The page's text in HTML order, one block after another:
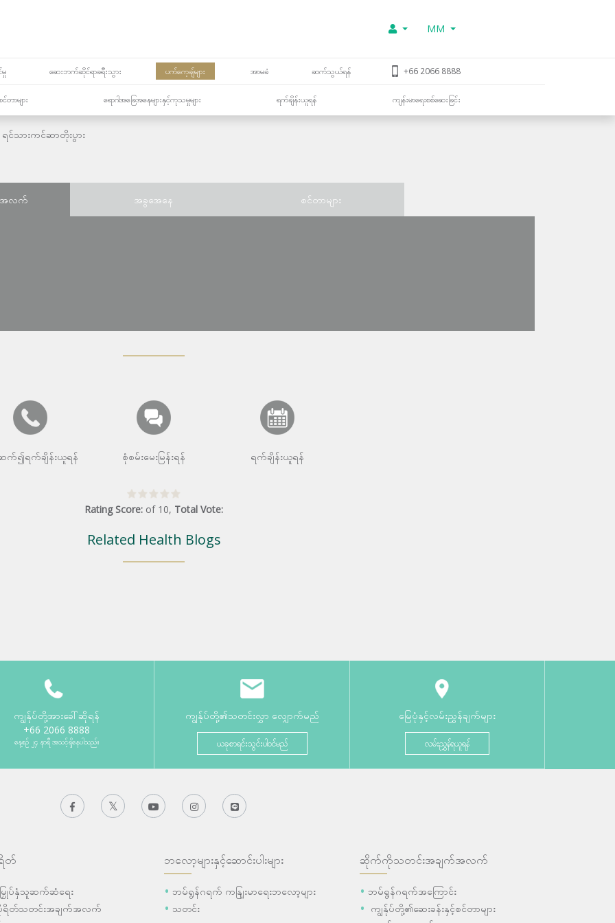
MM
မှု ဆေးဘက်ဆိုင်ရာခရီးသွား ပက်ကေ့ချ်များ အာမခံ ဆက်သွယ်ရန် +66 2066 8888
ာများ ရောဂါအခြေအနေများနှင့်ကုသမှုများ ရက်ချိန်းယူရန် ကျန်းမာရေးစစ်ဆေးခြင်း
ရင်သားကင်ဆာတိုးပွား
အလက် အခွအေနေ စင်တာများ
က်၍ရက်ချိန်းယူရန် စုံစမ်းမေးမြန်းရန် ရက်ချိန်းယူရန်
Rating Score: of 10, Total Vote:
Related Health Blogs
ကျွန်ုပ်တို့အားခေါ်ဆိုရန်
+66 2066 8888
နေ့စဉ် ၂၄ နာရီ အသင့်ရှိနေပါသည်။
ကျွန်ုပ်တို့၏သတင်းလွှာ လျှောက်မည်
ယခုစာရင်းသွင်းပါဝင်မည်
မြေပုံနှင့်လမ်းညွှန်ချက်များ
လမ်းညွှန်ရယူရန်
တ်
မြှုပ်နှံသူဆက်ဆံရေး
ရိတ်သတင်းအချက်အလက်
ဘလော့များနှင့်ဆောင်းပါးများ
ဘမ်ရွန်ဂရက် ကနျြးမာရေးဘလော့များ
သတင်း
ဆိုက်ကိုသတင်းအချက်အလက်
ဘမ်ရွန်ဂရက်အကြောင်း
ကျွန်ုပ်တို့၏ဆေးခန်းနှင့်စင်တာများ